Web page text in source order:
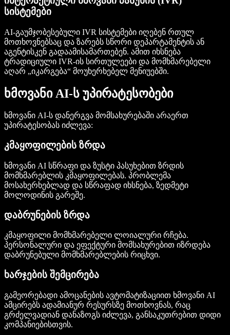
სისტემები
AI-გაუმჯობესებული IVR სისტემები იღებენ რთულ
მოთხოვნებსაც და ზარებს სწორი დეპარტამენტის ან
აგენტისკენ გადაამისამართებენ. ამით იხსნება
ტრადიციული IVR-ის სირთულეები და მომხმარებელი
აღარ „იკარგება“ მოუხერხებელ მენიუებში.
ხმოვანი AI-ს უპირატესობები
ხმოვანი AI-ს დანერგვა მომსახურებაში არაერთ
უპირატესობას იძლევა:
კმაყოფილების ზრდა
ხმოვანი AI სწრაფი და ზუსტი პასუხებით ზრდის
მომხმარებლის კმაყოფილებას. პრობლემა
მოსახერხებლად და სწრაფად იხსნება, ზედმეტი
მოლოდინის გარეშე.
დაბრუნების ზრდა
კმაყოფილი მომხმარებელი ლოიალური რჩება.
პერსონალური და ეფექტური მომსახურებით იზრდება
დაბრუნებული მომხმარებლების რიცხვი.
ხარჯების შემცირება
გამეორებადი ამოცანების ავტომატიზაციით ხმოვანი AI
ამცირებს ადამიანურ რესურსზე მოთხოვნას, რაც
გრძელვადიან დანაზოგს იძლევა, განსაკუთრებით დიდი
კომპანიებისთვის.